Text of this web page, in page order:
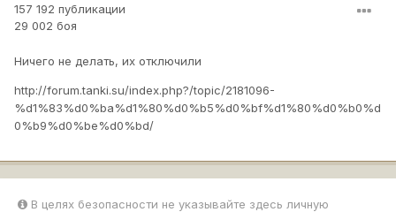
157 192 публикации
29 002 боя
Ничего не делать, их отключили
http://forum.tanki.su/index.php?/topic/2181096-
%d1%83%d0%ba%d1%80%d0%b5%d0%bf%d1%80%d0%b0%d
0%b9%d0%be%d0%bd/
В целях безопасности не указывайте здесь личную